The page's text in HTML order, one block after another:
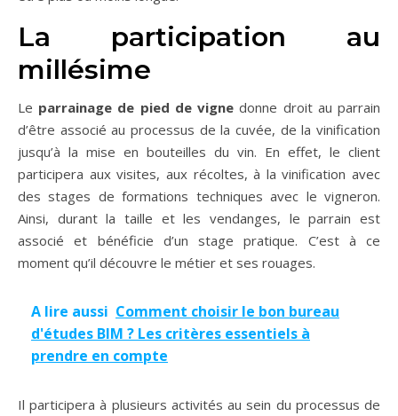
La participation au
millésime
Le parrainage de pied de vigne donne droit au parrain
d’être associé au processus de la cuvée, de la vinification
jusqu’à la mise en bouteilles du vin. En effet, le client
participera aux visites, aux récoltes, à la vinification avec
des stages de formations techniques avec le vigneron.
Ainsi, durant la taille et les vendanges, le parrain est
associé et bénéficie d’un stage pratique. C’est à ce
moment qu’il découvre le métier et ses rouages.
A lire aussi Comment choisir le bon bureau
d'études BIM ? Les critères essentiels à
prendre en compte
Il participera à plusieurs activités au sein du processus de